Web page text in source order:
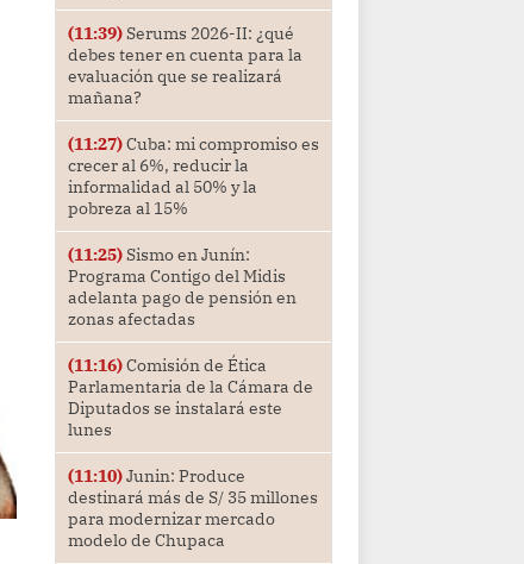
(11:39)Serums 2026-II: ¿qué
debes tener en cuenta para la
evaluación que se realizará
mañana?
(11:27)Cuba: mi compromiso es
crecer al 6%, reducir la
informalidad al 50% y la
pobreza al 15%
(11:25)Sismo en Junín:
Programa Contigo del Midis
adelanta pago de pensión en
zonas afectadas
(11:16)Comisión de Ética
Parlamentaria de la Cámara de
Diputados se instalará este
lunes
(11:10)Junin: Produce
destinará más de S/ 35 millones
para modernizar mercado
modelo de Chupaca